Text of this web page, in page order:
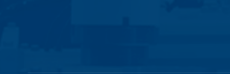
Mettler Toledo